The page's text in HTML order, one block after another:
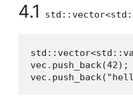
4.1
vec.push_back(42);